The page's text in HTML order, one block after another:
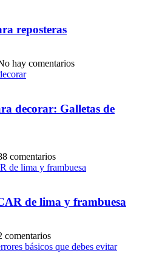
reposteras
hay comentarios
decorar: Galletas de
comentarios
de lima y frambuesa
comentarios